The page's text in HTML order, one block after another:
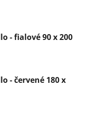
- fialové 90 x 200
- červené 180 x